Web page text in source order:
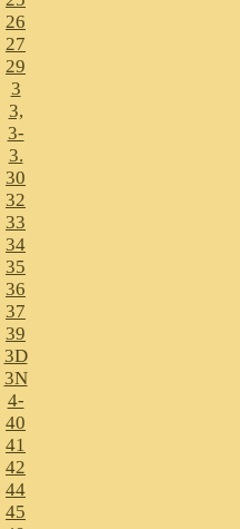
26
27
29
3
3,
3-
3.
30
32
33
34
35
36
37
39
3D
3N
4-
40
41
42
44
45